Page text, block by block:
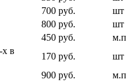
700 руб.
шт
800 руб.
шт
450 руб.
м.п
в
170 руб.
шт
900 руб.
м.п